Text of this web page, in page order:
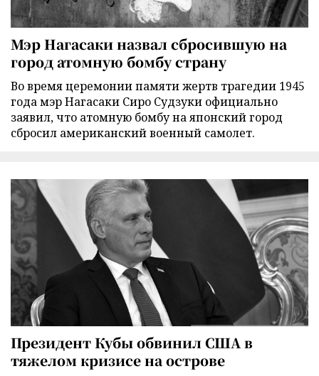
Мэр Нагасаки назвал сбросившую на
город атомную бомбу страну
Во время церемонии памяти жертв трагедии 1945
года мэр Нагасаки Сиро Судзуки официально
заявил, что атомную бомбу на японский город
сбросил американский военный самолет.
Президент Кубы обвинил США в
тяжелом кризисе на острове